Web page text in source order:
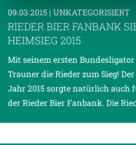
Weitere Details, insbesondere zu
Empfänger entnehmen Sie unserer
09.03.2015 | UNKATEGORISIERT
RIEDER BIER FANBANK
HEIMSIEG 2015
Mit seinem ersten
Trauner die Rieder zum Sieg!
Jahr 2015 sorgte natürlich auch
der Rieder Bier Fanbank. Die